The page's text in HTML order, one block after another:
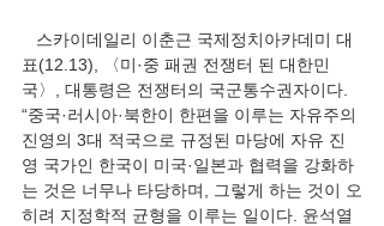
스카이데일리 이춘근 국제정치아카데미 대
표(12.13), 〈미·중 패권 전쟁터 된 대한민
국〉, 대통령은 전쟁터의 국군통수권자이다.
“중국·러시아·북한이 한편을 이루는 자유주의
진영의 3대 적국으로 규정된 마당에 자유 진
영 국가인 한국이 미국·일본과 협력을 강화하
는 것은 너무나 타당하며, 그렇게 하는 것이 오
히려 지정학적 균형을 이루는 일이다. 윤석열